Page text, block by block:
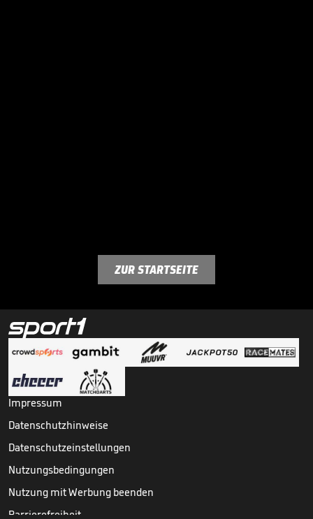
ZUR STARTSEITE
Impressum
Datenschutzhinweise
Datenschutzeinstellungen
Nutzungsbedingungen
Nutzung mit Werbung beenden
Barrierefreiheit